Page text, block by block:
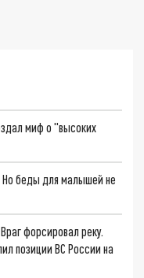
миф о "высоких
Но беды для малышей не
форсировал реку.
позиции ВС России на